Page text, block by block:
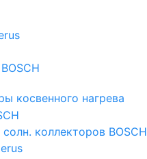
косвенного нагрева
коллекторов BOSCH